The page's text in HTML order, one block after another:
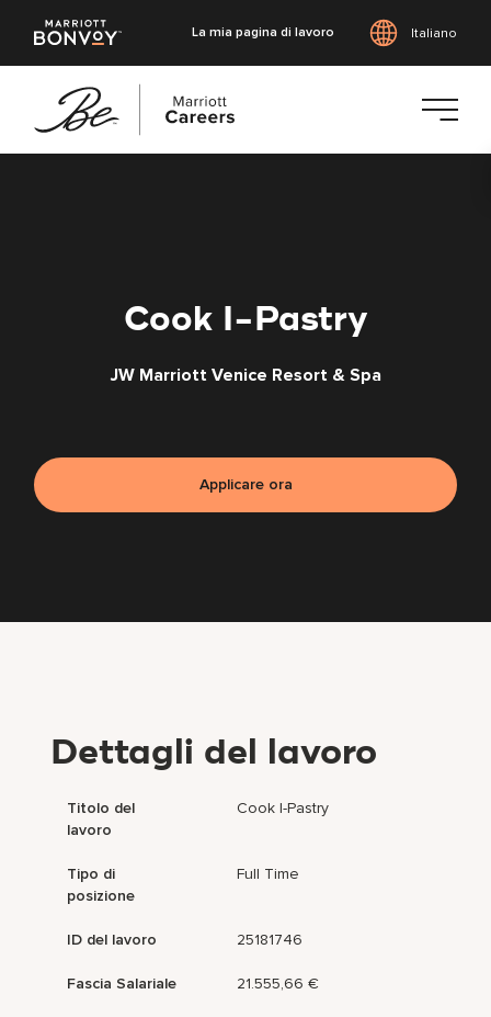
La mia pagina di lavoro Italiano
Cook I-Pastry
JW Marriott Venice Resort & Spa
Applicare ora
Dettagli del lavoro
Titolo del
lavoro
Cook I-Pastry
Tipo di
posizione
Full Time
ID del lavoro 25181746
Fascia Salariale 21.555,66 €